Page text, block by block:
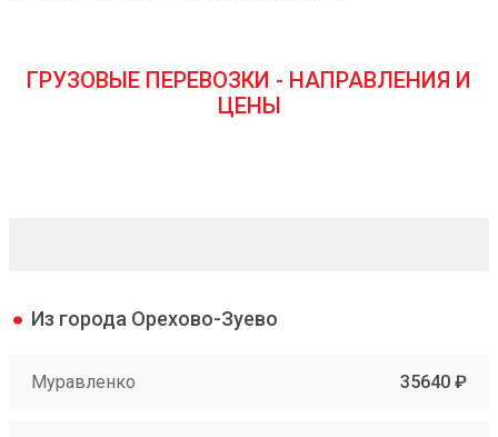
ГРУЗОВЫЕ ПЕРЕВОЗКИ - НАПРАВЛЕНИЯ И
ЦЕНЫ
Из города Орехово-Зуево
Муравленко 35640 ₽